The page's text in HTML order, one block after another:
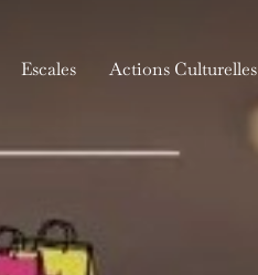
Escales Actions Culturelles